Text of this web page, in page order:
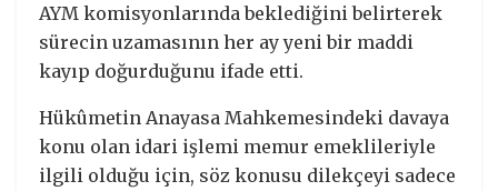
AYM komisyonlarında beklediğini belirterek
sürecin uzamasının her ay yeni bir maddi
kayıp doğurduğunu ifade etti.
Hükûmetin Anayasa Mahkemesindeki davaya
konu olan idari işlemi memur emeklileriyle
ilgili olduğu için, söz konusu dilekçeyi sadece